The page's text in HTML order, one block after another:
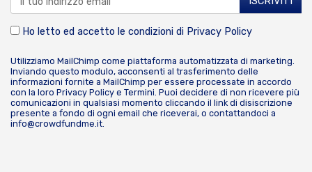
Ho letto ed accetto le condizioni di Privacy Policy
Utilizziamo MailChimp come piattaforma automatizzata di marketing.
Inviando questo modulo, acconsenti al trasferimento delle
informazioni fornite a MailChimp per essere processate in accordo
con la loro Privacy Policy e Termini. Puoi decidere di non ricevere più
comunicazioni in qualsiasi momento cliccando il link di disiscrizione
presente a fondo di ogni email che riceverai, o contattandoci a
info@crowdfundme.it.